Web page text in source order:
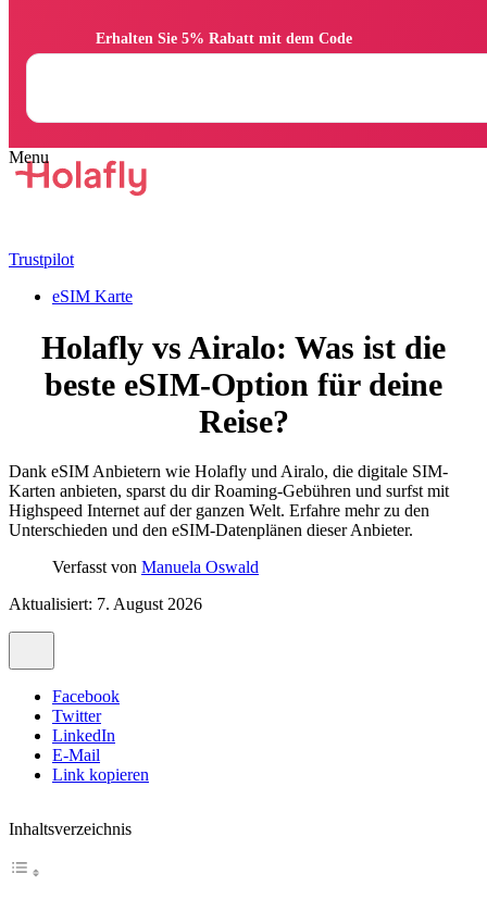
Trustpilot
eSIM Karte
Holafly vs Airalo: Was ist die
beste eSIM-Option für deine
Reise?
Dank eSIM Anbietern wie Holafly und Airalo, die digitale SIM-
Karten anbieten, sparst du dir Roaming-Gebühren und surfst mit
Highspeed Internet auf der ganzen Welt. Erfahre mehr zu den
Unterschieden und den eSIM-Datenplänen dieser Anbieter.
Verfasst von Manuela Oswald
Aktualisiert: 7. August 2026
Facebook
Twitter
LinkedIn
E-Mail
Link kopieren
Inhaltsverzeichnis